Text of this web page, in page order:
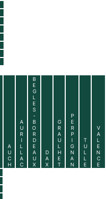
A
U
C
H
A
U
R
I
L
L
A
C
B
E
G
L
E
S
-
B
O
R
D
E
A
U
X
D
A
X
G
R
A
U
L
H
E
T
P
E
R
P
I
G
N
A
N
T
U
L
L
E
V
A
L
E
N
C
E